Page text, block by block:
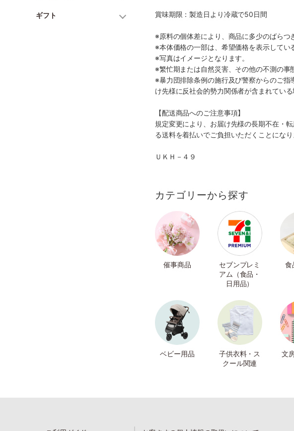
ギフト 賞味期限：製造日より冷蔵で50日間
※原料の個体差により、商品に多少のばらつ
※本体価格の一部は、希望価格を表示してい
※写真はイメージとなります。
※繁忙期または自然災害、その他の不測の事
※暴力団排除条例の施行及び警察からのご
け先様に反社会的勢力関係者が含まれてい
【配送商品へのご注意事項】
規定変更により、お届け先様の長期不在・
る送料を着払いでご負担いただくことにな
ＵＫＨ－４９
カテゴリーから探す
催事商品
セブンプレミ
アム（食品・
日用品）
食
ベビー用品
子供衣料・ス
クール関連
文